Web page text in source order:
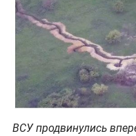
ВСУ продвинулись